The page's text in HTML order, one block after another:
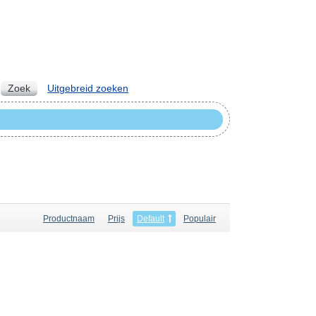
Productnaam Prijs Default Populair
Zoek Uitgebreid zoeken